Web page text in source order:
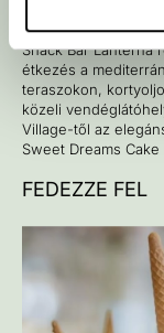
tengerparti
Olive Garden
Snack Bar Lanterna
étkezés a
teraszokon,
közeli
Village-től az
Sweet Dreams
FEDEZZE FEL